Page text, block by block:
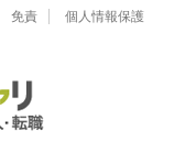
免責
個人情報保護